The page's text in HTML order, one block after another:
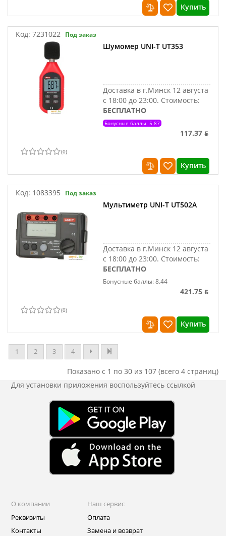
Купить
Код: 7231022 Под заказ
Шумомер UNI-T UT353
Доставка в г.Минск 12 августа
с 18:00 до 23:00. Стоимость:
БЕСПЛАТНО
Бонусные баллы: 5.87
117.37 ƃ
(0)
Купить
Код: 1083395 Под заказ
Мультиметр UNI-T UT502A
Доставка в г.Минск 12 августа
с 18:00 до 23:00. Стоимость:
БЕСПЛАТНО
Бонусные баллы: 8.44
421.75 ƃ
(0)
Купить
1 2 3 4
Показано с 1 по 30 из 107 (всего 4 страниц)
Для установки приложения воспользуйтесь ссылкой
О компании
Реквизиты
Контакты
Наш сервис
Оплата
Замена и возврат